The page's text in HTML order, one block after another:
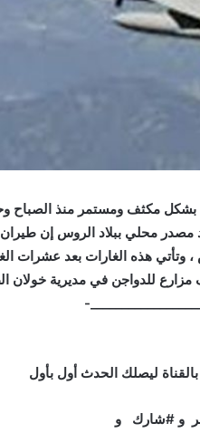
مكثف ومستمر منذ الصباح
وتأتي هذه الغارات بعد عشرات
للدواجن في مديرية خولان
ليصلك الحدث أول بأول
و #شارك و